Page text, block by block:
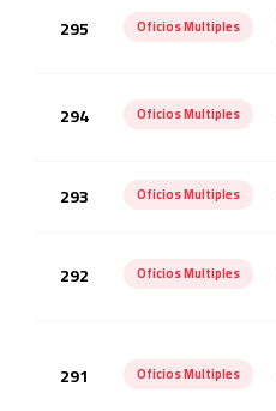
295 Oficios Multiples
294 Oficios Multiples
293 Oficios Multiples
292 Oficios Multiples
291 Oficios Multiples